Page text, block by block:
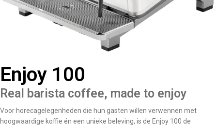
Enjoy 100
Real barista coffee, made to enjoy
Voor horecagelegenheden die hun gasten willen verwennen met
hoogwaardige koffie én een unieke beleving, is de Enjoy 100 de